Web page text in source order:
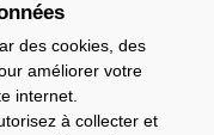
des cookies, des
améliorer votre
internet.
à collecter et